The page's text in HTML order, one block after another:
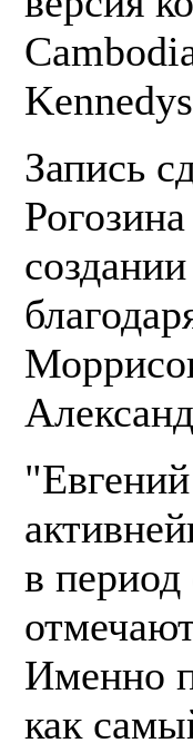
Запись
в
Именно
как